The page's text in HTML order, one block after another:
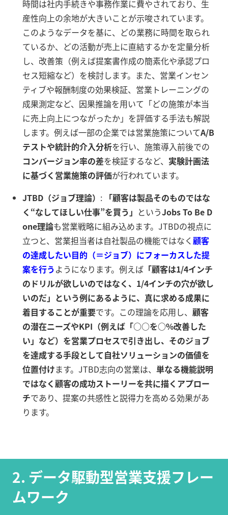
時間は社内手続きや事務作業に費やされており、生
産性向上の余地が大きいことが示唆されています。
このようなデータを基に、どの業務に時間を取られ
ているか、どの活動が売上に直結するかを定量分析
し、改善策（例えば提案書作成の簡素化や承認プロ
セス短縮など）を検討します。また、営業インセン
ティブや報酬制度の効果検証、営業トレーニングの
成果測定など、因果推論を用いて「どの施策が本当
に売上向上につながったか」を評価する手法も解説
します。例えば一部の企業では営業施策についてA/B
テストや統計的介入分析を行い、施策導入前後での
コンバージョン率の差を検証するなど、 実験計画法
に基づく営業施策の評価が行われています。
JTBD（ジョブ理論） : 「顧客は製品そのものではな
く“なしてほしい仕事”を買う」 というJobs To Be D
one理論も営業戦略に組み込めます。JTBDの視点に
立つと、営業担当者は自社製品の機能ではなく顧客
の達成したい目的（＝ジョブ）にフォーカスした提
案を行うようになります。例えば 「顧客は1/4インチ
のドリルが欲しいのではなく、1/4インチの穴が欲し
いのだ」という例にあるように、真に求める成果に
着目することが重要です。この理論を応用し、 顧客
の潜在ニーズやKPI（例えば「○○を○%改善した
い」など）を営業プロセスで引き出し、そのジョブ
を達成する手段として自社ソリューションの価値を
位置付けます。JTBD志向の営業は、 単なる機能説明
ではなく顧客の成功ストーリーを共に描くアプロー
チであり、提案の共感性と説得力を高める効果があ
ります。
2. データ駆動型営業支援フレー
ムワーク